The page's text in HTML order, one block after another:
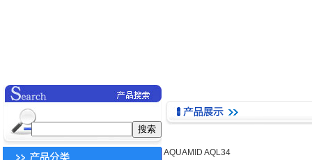
AQUAMID AQL34